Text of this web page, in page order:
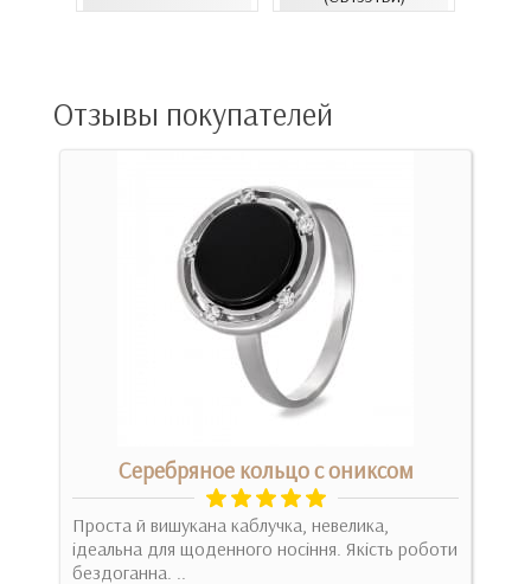
Отзывы покупателей
Серебряное кольцо с ониксом
Проста й вишукана каблучка, невелика,
ідеальна для щоденного носіння. Якість роботи
бездоганна. ..